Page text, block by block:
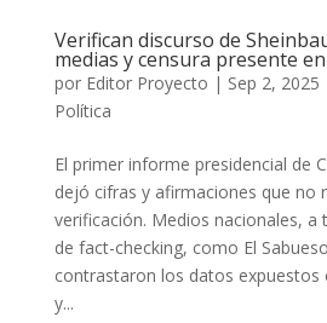
Verifican discurso de
medias y censura presente
por Editor Proyecto | Sep 2, 2025
Política
El primer informe presidencial de
dejó cifras y afirmaciones que no
verificación. Medios nacionales, a
de fact-checking, como El
contrastaron los datos expuestos
y...